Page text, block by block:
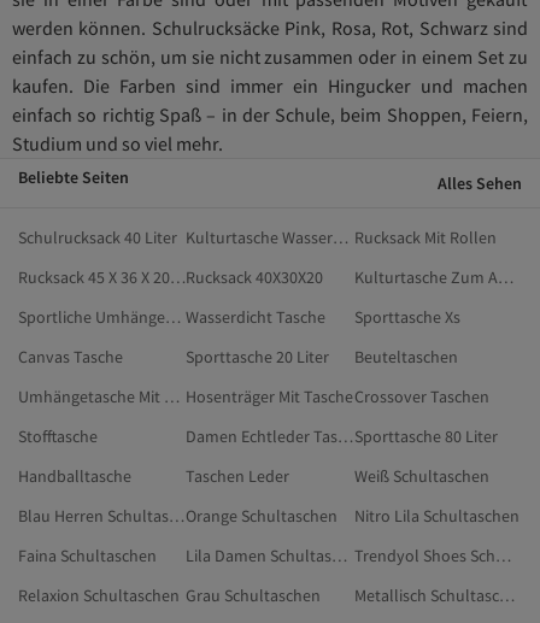
werden können. Schulrucksäcke Pink, Rosa, Rot, Schwarz sind
einfach zu schön, um sie nicht zusammen oder in einem Set zu
kaufen. Die Farben sind immer ein Hingucker und machen
einfach so richtig Spaß – in der Schule, beim Shoppen, Feiern,
Studium und so viel mehr.
Beliebte Seiten Alles Sehen
Schulrucksack 40 Liter Kulturtasche Wasserdicht Rucksack Mit Rollen
Rucksack 45 X 36 X 20 CmRucksack 40X30X20
Kulturtasche Zum Aufklappen
Sportliche Umhängetasche Wasserdicht Tasche
Sporttasche Xs
Canvas Tasche
Sporttasche 20 Liter
Beuteltaschen
Umhängetasche Mit Reißverschluss Hosenträger Mit TascheCrossover Taschen
Stofftasche
Damen Echtleder TaschenSporttasche 80 Liter
Handballtasche
Taschen Leder
Weiß Schultaschen
Blau Herren SchultaschenOrange Schultaschen
Nitro Lila Schultaschen
Faina Schultaschen
Lila Damen Schultaschen
Trendyol Shoes Schwarz Schultaschen
Relaxion Schultaschen Grau Schultaschen
Metallisch Schultaschen